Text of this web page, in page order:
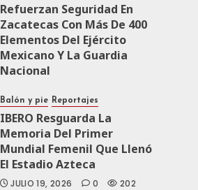
Refuerzan Seguridad En
Zacatecas Con Más De 400
Elementos Del Ejército
Mexicano Y La Guardia
Nacional
Balón y pie Reportajes
IBERO Resguarda La
Memoria Del Primer
Mundial Femenil Que Llenó
El Estadio Azteca
JULIO 19, 2026 0 202